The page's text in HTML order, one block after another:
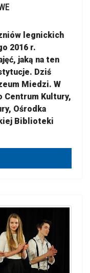
legnickich
2016 r.
jaką na ten
Dziś
Miedzi. W
Centrum Kultury,
Ośrodka
Biblioteki